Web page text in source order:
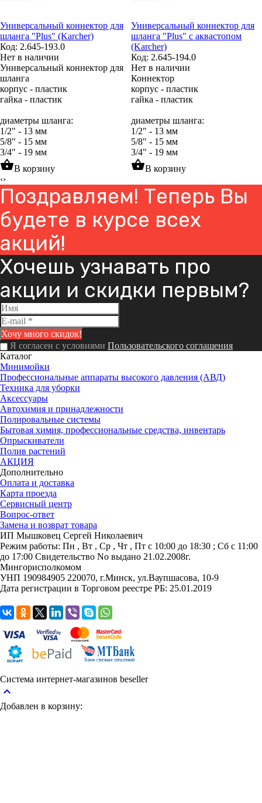
Универсальный коннектор для
шланга "Plus" (Karcher)
Код: 2.645-193.0
Нет в наличии
Универсальный коннектор для
шланга
корпус - пластик
гайка - пластик
диаметры шланга:
1/2" - 13 мм
5/8" - 15 мм
3/4" - 19 мм
shopping_basketВ корзину
Универсальный коннектор для
шланга "Plus" с аквастопом
(Karcher)
Код: 2.645-194.0
Нет в наличии
Коннектор
корпус - пластик
гайка - пластик
диаметры шланга:
1/2" - 13 мм
5/8" - 15 мм
3/4" - 19 мм
shopping_basketВ корзину
‹›
Поздравляем! Теперь Вы
будете в курсе всех
акций!
Хочешь узнавать про
акции и скидки первым?
Я согласен с условиями Пользовательского соглашения
Каталог
Минимойки
Профессиональные аппараты высокого давления (АВД)
Техника для уборки
Аксессуары
Автохимия и принадлежности
Полировальные системы
Бытовая химия, профессиональные средства, инвентарь
Опрыскиватели
Полив растений
АКЦИЯ
Дополнительно
Оплата и доставка
Карта проезда
Сервисный центр
Вопрос-ответ
Замена и возврат товара
ИП Мышковец Сергей Николаевич
Режим работы: Пн , Вт , Ср , Чт , Пт c 10:00 до 18:30 ; Сб c 11:00
до 17:00 Свидетельство No выдано 21.02.2008г.
Мингорисполкомом
УНП 190984905 220070, г.Минск, ул.Ваупшасова, 10-9
Дата регистрации в Торговом реестре РБ: 25.01.2019
Система интернет-магазинов beseller
keyboard_arrow_up
Добавлен в корзину: